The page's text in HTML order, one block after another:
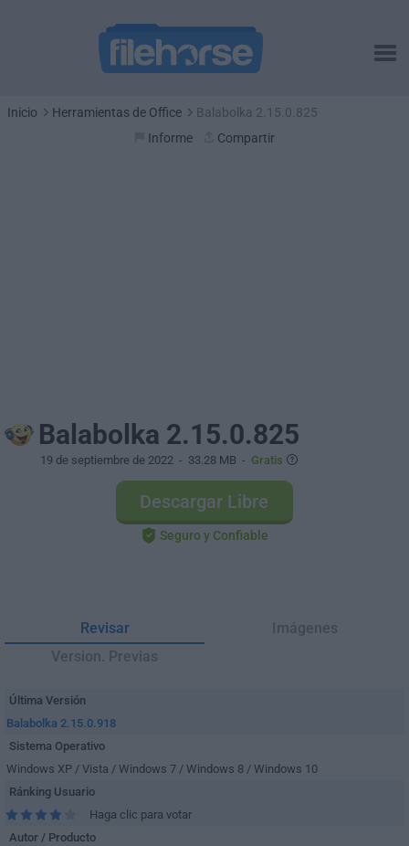
Inicio Herramientas de Office
Balabolka 2.15.0.825
Informe
Compartir
Balabolka 2.15.0.825
19 de septiembre de 2022 - 33.28 MB - Gratis
Descargar Libre
Seguro y Confiable
Revisar
Imágenes
Version. Previas
Última Versión
Balabolka 2.15.0.918
Sistema Operativo
Windows XP / Vista / Windows 7 / Windows 8 / Windows 10
Ránking Usuario
Haga clic para votar
Autor / Producto